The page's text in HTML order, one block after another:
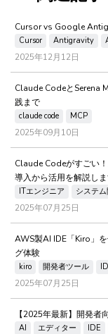
Cursor vs Google
Cursor Antigravity
2025年12月12日
Claude CodeとSerena
践まで
claude code MCP
2025年09月10日
Claude Codeがすごい
導入から活用を解説し
ITエンジニア システ
2025年07月25日
AWS製AI IDE「Kiro」
グ体験
kiro 開発者ツール
2025年07月25日
【2025年最新】開発
AI エディター IDE